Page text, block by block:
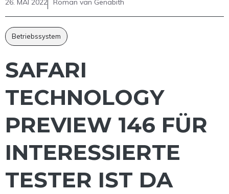
26. MAI 2022 Roman van Genabith
Betriebssystem
SAFARI
TECHNOLOGY
PREVIEW 146 FÜR
INTERESSIERTE
TESTER IST DA